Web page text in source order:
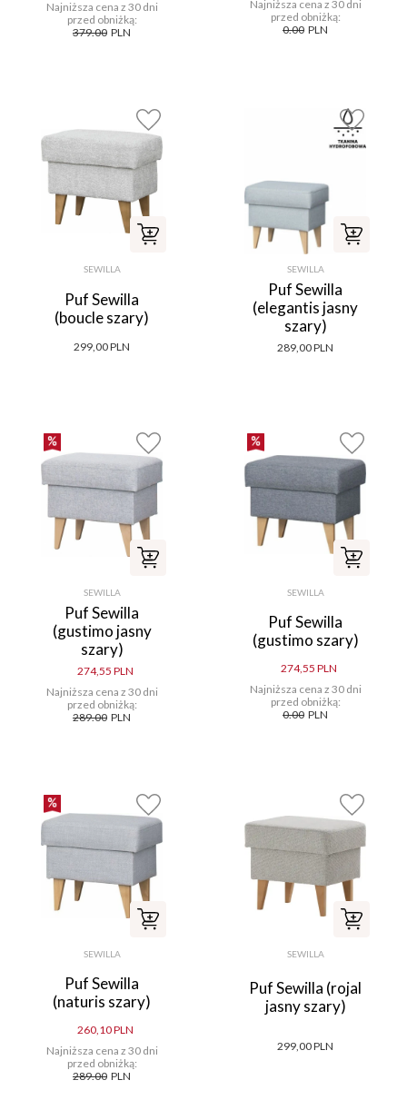
Najniższa cena z 30 dni
przed obniżką:
379.00 PLN
Najniższa cena z 30 dni
przed obniżką:
0.00 PLN
SEWILLA
Puf Sewilla
(boucle szary)
299,00 PLN
SEWILLA
Puf Sewilla
(elegantis jasny
szary)
289,00 PLN
SEWILLA
Puf Sewilla
(gustimo jasny
szary)
274,55 PLN
Najniższa cena z 30 dni
przed obniżką:
289.00 PLN
SEWILLA
Puf Sewilla
(gustimo szary)
274,55 PLN
Najniższa cena z 30 dni
przed obniżką:
0.00 PLN
SEWILLA
Puf Sewilla
(naturis szary)
260,10 PLN
Najniższa cena z 30 dni
przed obniżką:
289.00 PLN
SEWILLA
Puf Sewilla (rojal
jasny szary)
299,00 PLN